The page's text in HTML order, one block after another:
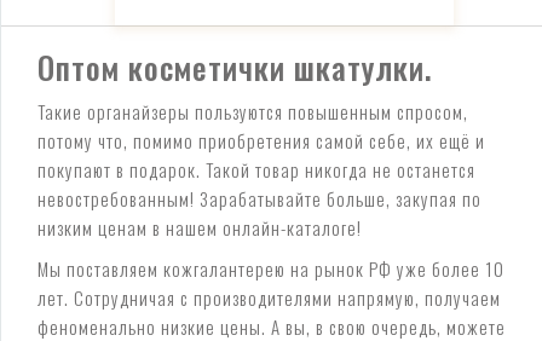
Оптом косметички шкатулки.
Такие органайзеры пользуются повышенным спросом,
потому что, помимо приобретения самой себе, их ещё и
покупают в подарок. Такой товар никогда не останется
невостребованным! Зарабатывайте больше, закупая по
низким ценам в нашем онлайн-каталоге!
Мы поставляем кожгалантерею на рынок РФ уже более 10
лет. Сотрудничая с производителями напрямую, получаем
феноменально низкие цены. А вы, в свою очередь, можете